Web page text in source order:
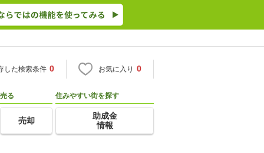
した検索条件 0 お気に入り 0
売る
売却
住みやすい街を探す
助成金
情報